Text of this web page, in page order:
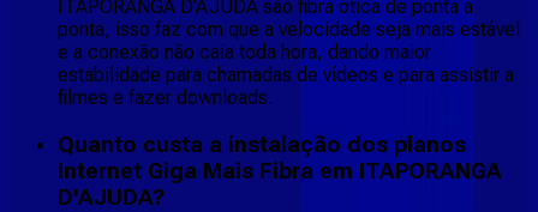
ITAPORANGA D'AJUDA são fibra ótica de ponta a
ponta, isso faz com que a velocidade seja mais estável
e a conexão não caia toda hora, dando maior
estabilidade para chamadas de vídeos e para assistir a
filmes e fazer downloads.
Quanto custa a instalação dos planos
Internet Giga Mais Fibra em ITAPORANGA
D'AJUDA?